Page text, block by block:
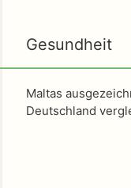
Gesundheit
Maltas
Deutschland